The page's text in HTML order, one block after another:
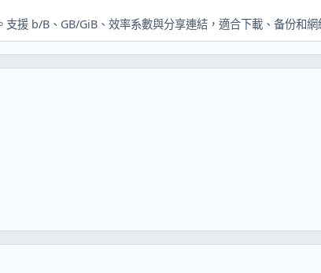
援 b/B、GB/GiB、效率系數與分享連結，適合下載、备份和